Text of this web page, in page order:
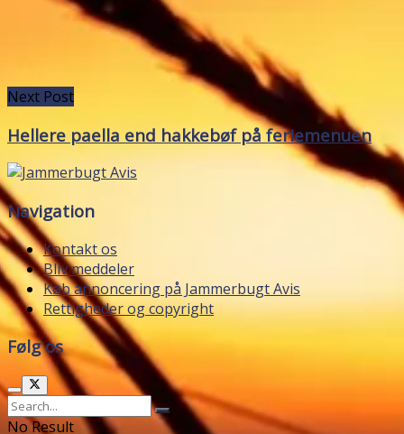
Next Post
Hellere paella end hakkebøf på feriemenuen
Navigation
Kontakt os
Bliv meddeler
Køb annoncering på Jammerbugt Avis
Rettigheder og copyright
Følg os
No Result